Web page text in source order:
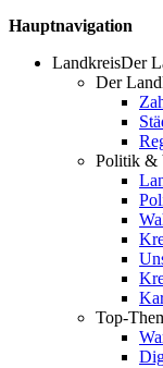
Hauptnavigation
LandkreisDer
Der
Politik &
Top-